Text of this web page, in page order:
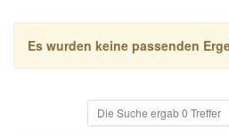
Es wurden keine passenden
Die Suche ergab 0 Treffer